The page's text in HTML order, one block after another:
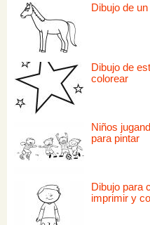
Dibujo de
Dibujo de
colorear
Niños
para pintar
Dibujo para
imprimir y